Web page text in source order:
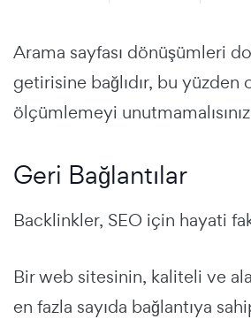
Arama sayfası dönüşümleri
getirisine bağlıdır, bu yüzden
ölçümlemeyi
Geri Bağlantılar
Backlinkler, SEO için hayati
Bir web sitesinin, kaliteli ve
en fazla sayıda bağlantıya